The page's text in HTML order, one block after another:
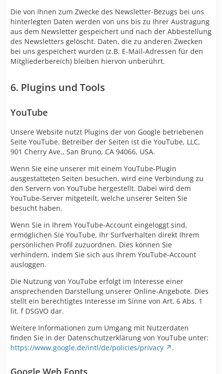
Die von Ihnen zum Zwecke des Newsletter-Bezugs bei uns
hinterlegten Daten werden von uns bis zu Ihrer Austragung
aus dem Newsletter gespeichert und nach der Abbestellung
des Newsletters gelöscht. Daten, die zu anderen Zwecken
bei uns gespeichert wurden (z.B. E-Mail-Adressen für den
Mitgliederbereich) bleiben hiervon unberührt.
6. Plugins und Tools
YouTube
Unsere Website nutzt Plugins der von Google betriebenen
Seite YouTube. Betreiber der Seiten ist die YouTube, LLC,
901 Cherry Ave., San Bruno, CA 94066, USA.
Wenn Sie eine unserer mit einem YouTube-Plugin
ausgestatteten Seiten besuchen, wird eine Verbindung zu
den Servern von YouTube hergestellt. Dabei wird dem
YouTube-Server mitgeteilt, welche unserer Seiten Sie
besucht haben.
Wenn Sie in Ihrem YouTube-Account eingeloggt sind,
ermöglichen Sie YouTube, Ihr Surfverhalten direkt Ihrem
persönlichen Profil zuzuordnen. Dies können Sie
verhindern, indem Sie sich aus Ihrem YouTube-Account
ausloggen.
Die Nutzung von YouTube erfolgt im Interesse einer
ansprechenden Darstellung unserer Online-Angebote. Dies
stellt ein berechtigtes Interesse im Sinne von Art. 6 Abs. 1
lit. f DSGVO dar.
Weitere Informationen zum Umgang mit Nutzerdaten
finden Sie in der Datenschutzerklärung von YouTube unter:
https://www.google.de/intl/de/policies/privacy
.
Google Web Fonts